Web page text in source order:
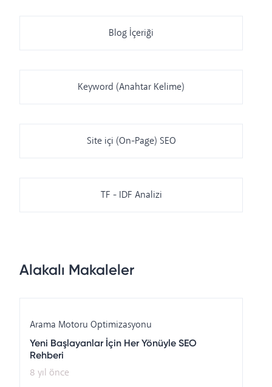
Blog İçeriği
Keyword (Anahtar Kelime)
Site içi (On-Page) SEO
TF - IDF Analizi
Alakalı Makaleler
Arama Motoru Optimizasyonu
Yeni Başlayanlar İçin Her Yönüyle SEO
Rehberi
8 yıl önce